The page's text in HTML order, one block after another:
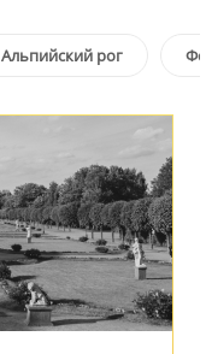
Альпийский рог